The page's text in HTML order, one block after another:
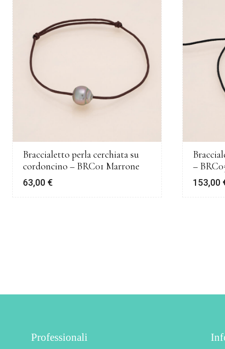
Braccialetto perla cerchiata su
cordoncino – BRC01 Marrone
63,00 €
–
153,00
Professionali